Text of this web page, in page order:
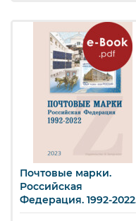
Почтовые марки.
Российская
Федерация. 1992-2022
(e-book)